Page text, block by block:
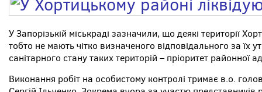
У Запорізькій міськраді зазначили, що деякі території
тобто не мають чітко визначеного відповідального за
санітарного стану таких територій – пріоритет районної
Виконання робіт на особистому контролі тримає в.о.